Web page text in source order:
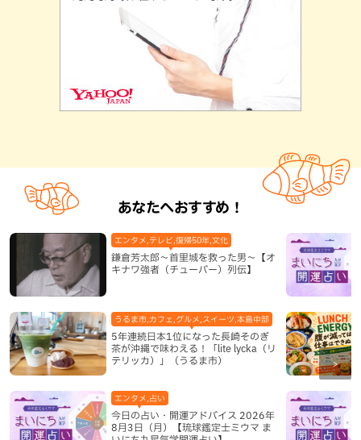
あなたへおすすめ！
鎌倉芳太郎～首里城を救った男～【オ
キナワ強者（チューバー）列伝】
エンタメ,テレビ,復帰50年,文化
5年連続日本1位になった長崎そのぎ
茶が沖縄で味わえる！「lite lycka（リ
テリッカ）」（うるま市）
うるま市,カフェ,グルメ,スイーツ,本島中部
今日の占い・開運アドバイス 2026年
8月3日（月）【琉球鑑定士ミウマ ま
エンタメ,占い